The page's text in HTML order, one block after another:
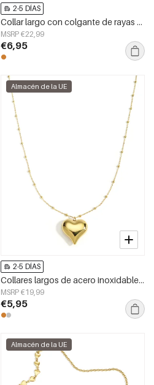
2-5 DÍAS
Collar largo con colgante de rayas ovaladas
MSRP €22,99
€6,95
Almacén de la UE
2-5 DÍAS
Collares largos de acero inoxidable con forma de corazón, estilo casual, diario, serie sencilla, joyería para mujer.
MSRP €19,99
€5,95
Almacén de la UE